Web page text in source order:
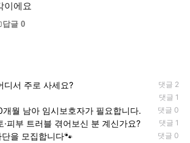
이에요
답글 0
디서 주로 사세요? 댓글 2
댓글 1
개월 남아 임시보호자가 필요합니다. 댓글 0
·피부 트러블 겪어보신 분 계신가요? 댓글 1
을 모집합니다🐾 댓글 0